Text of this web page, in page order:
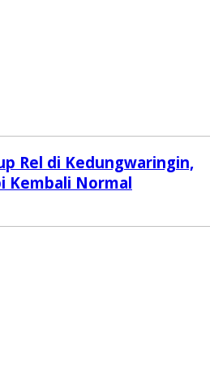
Rel di Kedungwaringin,
Kembali Normal